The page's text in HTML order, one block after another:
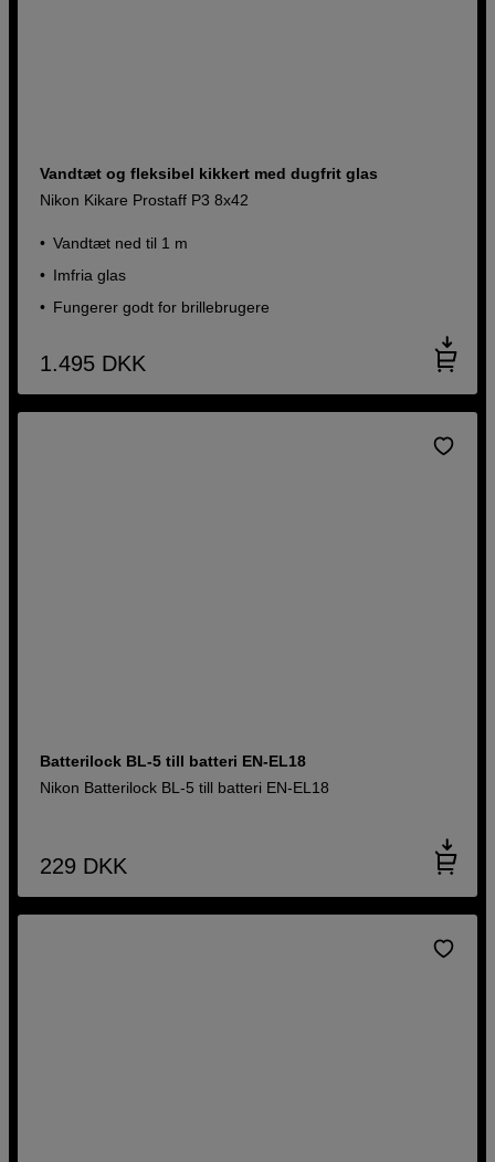
Vandtæt og fleksibel kikkert med dugfrit glas
Nikon Kikare Prostaff P3 8x42
Vandtæt ned til 1 m
Imfria glas
Fungerer godt for brillebrugere
1.495 DKK
Batterilock BL-5 till batteri EN-EL18
Nikon Batterilock BL-5 till batteri EN-EL18
229 DKK